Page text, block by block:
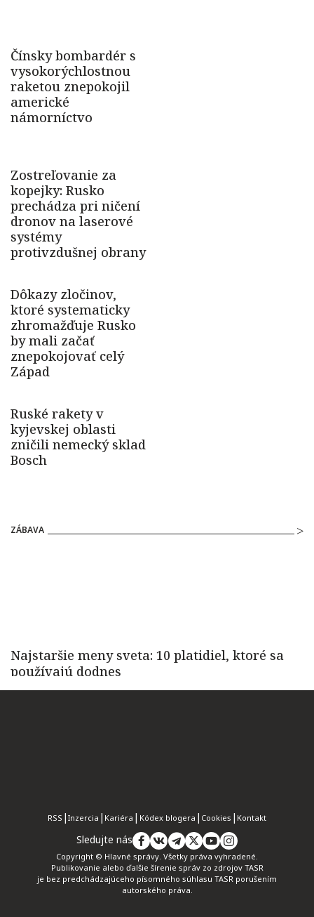
ZÁBAVA
RSS Inzercia Kariéra Kódex blogera Cookies Kontakt
Sledujte nás
Copyright © Hlavné správy. Všetky práva vyhradené.
Publikovanie alebo ďalšie šírenie správ zo zdrojov TASR
je bez predchádzajúceho písomného súhlasu TASR porušením
autorského práva.